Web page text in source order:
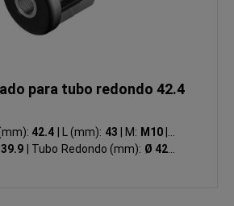
para tubo redondo 42.4
42.4 L (mm): 43 M: M10
39.9 Tubo Redondo (mm): Ø 42.4